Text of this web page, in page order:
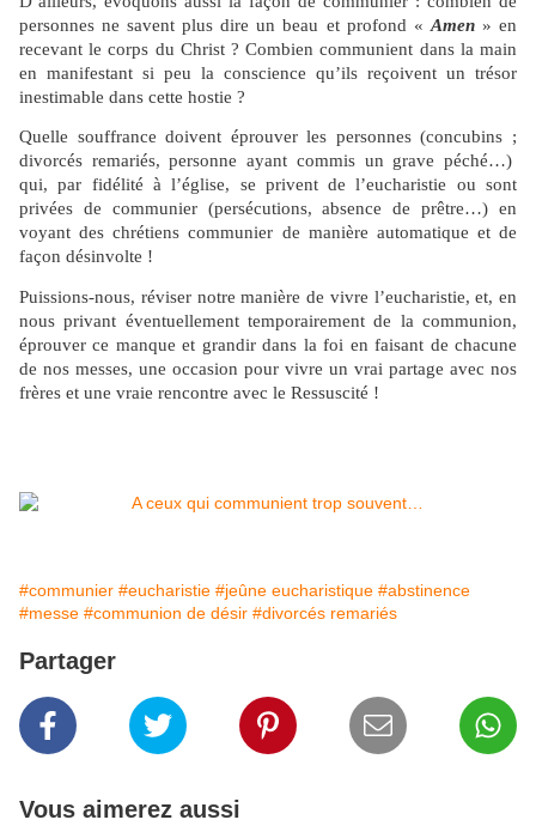
personnes ne savent plus dire un beau et profond « Amen» en
recevant le corps du Christ ? Combien communient dans la main
en manifestant si peu la conscience qu’ils reçoivent un trésor
inestimable dans cette hostie ?
Quelle souffrance doivent éprouver les personnes (concubins ;
divorcés remariés, personne ayant commis un grave péché…)
qui, par fidélité à l’église, se privent de l’eucharistie ou sont
privées de communier (persécutions, absence de prêtre…) en
voyant des chrétiens communier de manière automatique et de
façon désinvolte !
Puissions-nous, réviser notre manière de vivre l’eucharistie, et, en
nous privant éventuellement temporairement de la communion,
éprouver ce manque et grandir dans la foi en faisant de chacune
de nos messes, une occasion pour vivre un vrai partage avec nos
frères et une vraie rencontre avec le Ressuscité !
#communier #eucharistie #jeûne eucharistique #abstinence
#messe #communion de désir #divorcés remariés
Partager
Vous aimerez aussi